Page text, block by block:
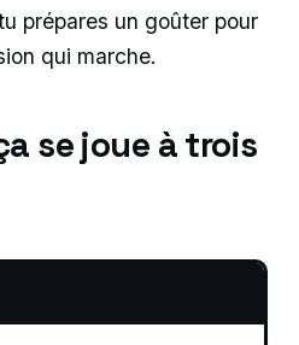
prépares un goûter pour
qui marche.
se joue à trois